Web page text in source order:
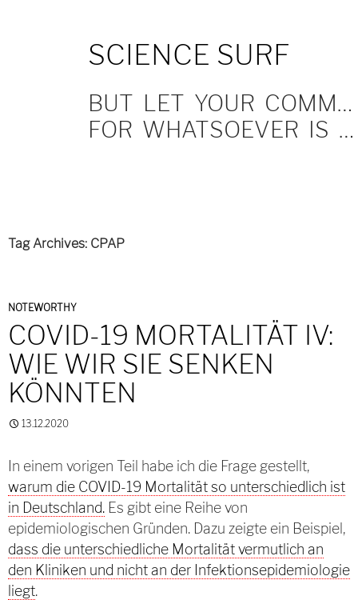
SCIENCE SURF
BUT LET YOUR COMMUNICATION BE YEA, YEA; NAY, NAY.
FOR WHATSOEVER IS MORE THAN THESE COMETH OF EVIL.
Tag Archives: CPAP
NOTEWORTHY
COVID-19 MORTALITÄT IV:
WIE WIR SIE SENKEN
KÖNNTEN
13.12.2020
In einem vorigen Teil habe ich die Frage gestellt,
warum die COVID-19 Mortalität so unterschiedlich ist
in Deutschland. Es gibt eine Reihe von
epidemiologischen Gründen. Dazu zeigte ein Beispiel,
dass die unterschiedliche Mortalität vermutlich an
den Kliniken und nicht an der Infektionsepidemiologie
liegt.